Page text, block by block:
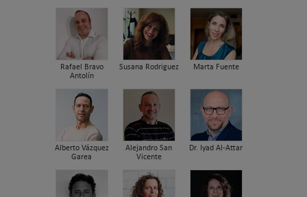
Rafael Bravo
Antolín
Susana Rodriguez Marta Fuente
Alberto Vázquez
Garea
Alejandro San
Vicente
Dr. Iyad Al-Attar